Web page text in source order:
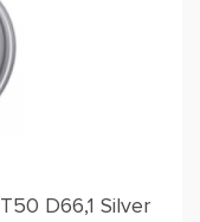
D66,1 Silver